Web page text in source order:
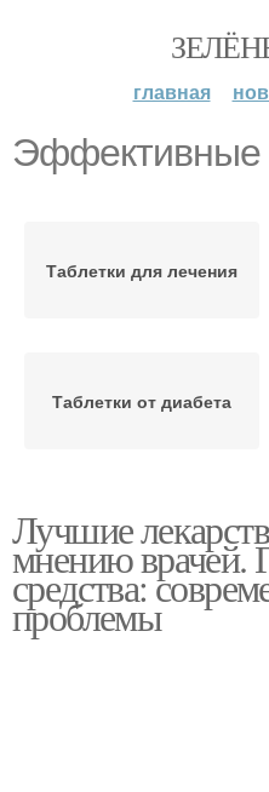
главная
Эффективные
Таблетки для лечения
Таблетки от диабета
Лучшие
мнению врачей.
средства:
проблемы